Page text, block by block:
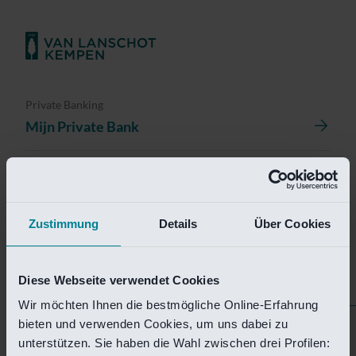
Zustimmung Details Über Cookies
Diese Webseite verwendet Cookies
Wir möchten Ihnen die bestmögliche Online-Erfahrung
bieten und verwenden Cookies, um uns dabei zu
unterstützen. Sie haben die Wahl zwischen drei Profilen:
Private Banking
Mijn Private Bank
Helaas is deze pagina